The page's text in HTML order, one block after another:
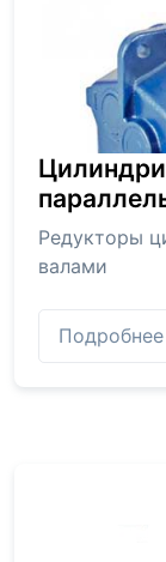
Редукторы
валами
Подробнее